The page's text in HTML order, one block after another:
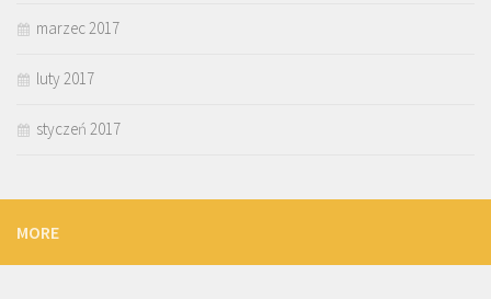
marzec 2017
luty 2017
styczeń 2017
MORE